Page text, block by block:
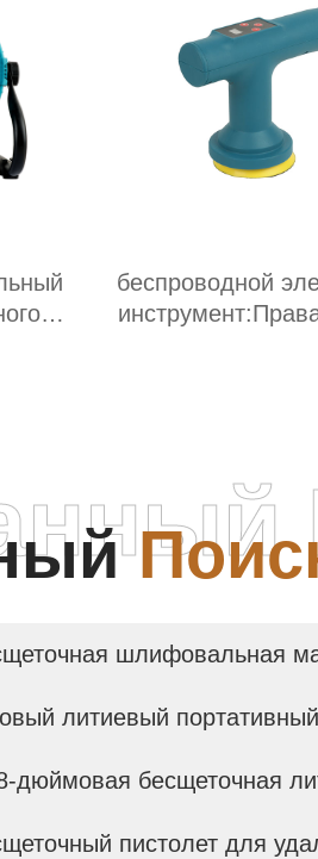
беспроводной
шлифовальная
литиевый
дюймовая бесщеточная
пистолет для